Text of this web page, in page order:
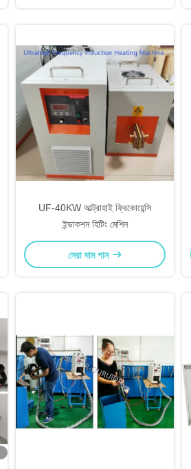
UF-40KW আল্ট্রাহাই ফ্রিকোয়েন্সি
ইন্ডাকশন হিটিং মেশিন
সেরা দাম পান